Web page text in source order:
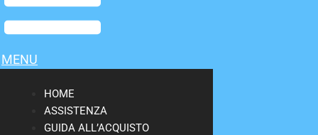
MENU
HOME
ASSISTENZA
GUIDA ALL’ACQUISTO